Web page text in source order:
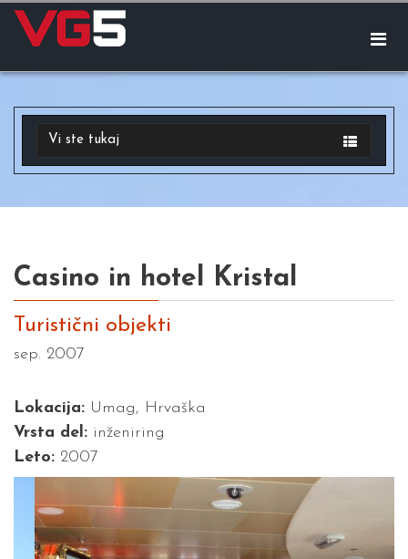
Vi ste tukaj
Casino in hotel Kristal
Turistični objekti
sep. 2007
Lokacija: Umag, Hrvaška
Vrsta del: inženiring
Leto: 2007